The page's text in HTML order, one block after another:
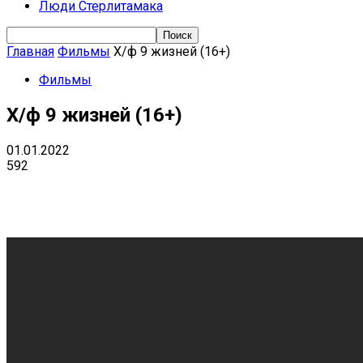
Люди Стерлитамака
Главная Фильмы Х/ф 9 жизней (16+)
Фильмы
Х/ф 9 жизней (16+)
01.01.2022
592